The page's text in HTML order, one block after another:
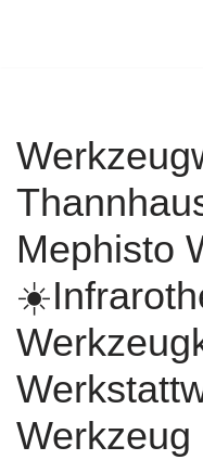
Mephisto
Werkzeug